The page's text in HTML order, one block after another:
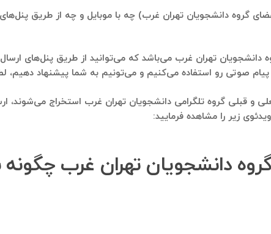
گروه دانشجویان تهران غرب) چه با موبایل و چه از طریق پنل‌های
دانشجویان تهران غرب می‌باشد که می‌توانید از طریق پنل‌های
می‌کنیم و می‌تونیم به شما پیشنهاد دهیم، لطفا در تلگرام به شماره
و قبلی گروه تلگرامی دانشجویان تهران غرب استخراج
زیر را مشاهده فرمایید:
دانشجویان تهران غرب